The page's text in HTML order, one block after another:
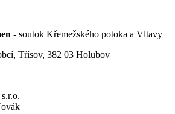
- soutok Křemežského potoka a Vltavy
Třísov, 382 03 Holubov